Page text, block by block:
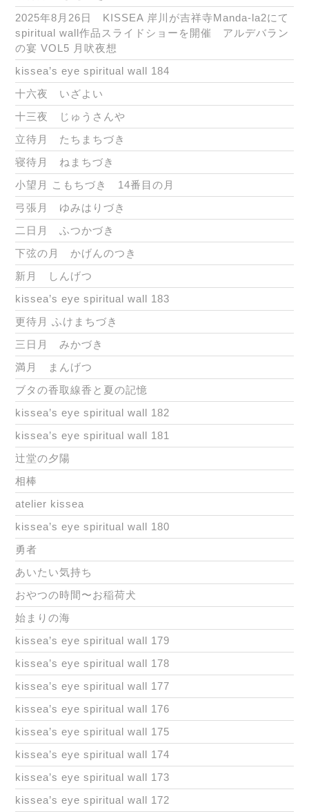
2025年8月26日 KISSEA 岸川が吉祥寺Manda-la2にて
spiritual wall作品スライドショーを開催 アルデバラン
の宴 VOL5 月吠夜想
kissea’s eye spiritual wall 184
十六夜 いざよい
十三夜 じゅうさんや
立待月 たちまちづき
寝待月 ねまちづき
小望月 こもちづき 14番目の月
弓張月 ゆみはりづき
二日月 ふつかづき
下弦の月 かげんのつき
新月 しんげつ
kissea’s eye spiritual wall 183
更待月 ふけまちづき
三日月 みかづき
満月 まんげつ
ブタの香取線香と夏の記憶
kissea’s eye spiritual wall 182
kissea’s eye spiritual wall 181
辻堂の夕陽
相棒
atelier kissea
kissea’s eye spiritual wall 180
勇者
あいたい気持ち
おやつの時間〜お稲荷犬
始まりの海
kissea’s eye spiritual wall 179
kissea’s eye spiritual wall 178
kissea’s eye spiritual wall 177
kissea’s eye spiritual wall 176
kissea’s eye spiritual wall 175
kissea’s eye spiritual wall 174
kissea’s eye spiritual wall 173
kissea’s eye spiritual wall 172